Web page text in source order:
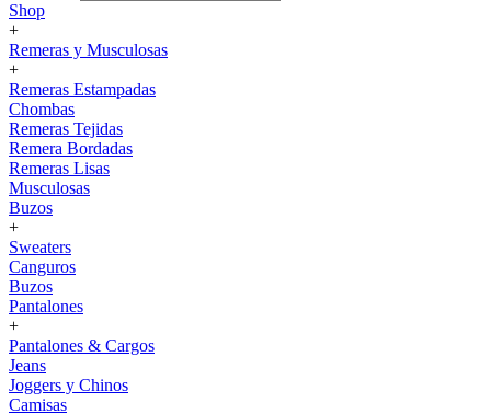
Shop
+
Remeras y Musculosas
+
Remeras Estampadas
Chombas
Remeras Tejidas
Remera Bordadas
Remeras Lisas
Musculosas
Buzos
+
Sweaters
Canguros
Buzos
Pantalones
+
Pantalones & Cargos
Jeans
Joggers y Chinos
Camisas